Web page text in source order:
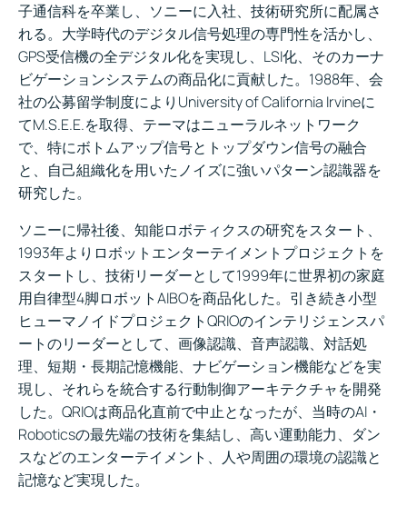
子通信科を卒業し、ソニーに入社、技術研究所に配属さ
れる。大学時代のデジタル信号処理の専門性を活かし、
GPS受信機の全デジタル化を実現し、LSI化、そのカーナ
ビゲーションシステムの商品化に貢献した。1988年、会
社の公募留学制度によりUniversity of California Irvineに
てM.S.E.E.を取得、テーマはニューラルネットワーク
で、特にボトムアップ信号とトップダウン信号の融合
と、自己組織化を用いたノイズに強いパターン認識器を
研究した。
ソニーに帰社後、知能ロボティクスの研究をスタート、
1993年よりロボットエンターテイメントプロジェクトを
スタートし、技術リーダーとして1999年に世界初の家庭
用自律型4脚ロボットAIBOを商品化した。引き続き小型
ヒューマノイドプロジェクトQRIOのインテリジェンスパ
ートのリーダーとして、画像認識、音声認識、対話処
理、短期・長期記憶機能、ナビゲーション機能などを実
現し、それらを統合する行動制御アーキテクチャを開発
した。QRIOは商品化直前で中止となったが、当時のAI・
Roboticsの最先端の技術を集結し、高い運動能力、ダン
スなどのエンターテイメント、人や周囲の環境の認識と
記憶など実現した。